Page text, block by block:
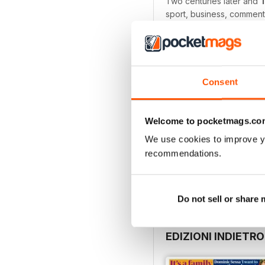
Consent
Welcome to
We use cookies to improve
recommendations.
Do not sell or share
sport, business,
freshest take on the
and Tim Dowling’s
Their unparalleled
Cambridge Analytica
your weekly cookbook
Whether you’re looking
entirely free from
EDIZIONI INDIETRO